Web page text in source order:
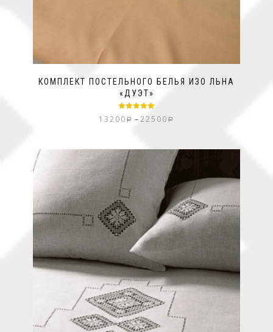
КОМПЛЕКТ ПОСТЕЛЬНОГО БЕЛЬЯ ИЗО ЛЬНА
«ДУЭТ»
Оценка5.00
из 5
13200 Р –22500 Р